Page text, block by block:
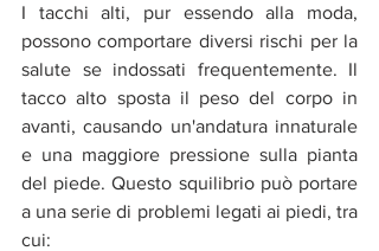
I tacchi alti, pur essendo alla moda,
possono comportare diversi rischi per la
salute se indossati frequentemente. Il
tacco alto sposta il peso del corpo in
avanti, causando un'andatura innaturale
e una maggiore pressione sulla pianta
del piede. Questo squilibrio può portare
a una serie di problemi legati ai piedi, tra
cui: